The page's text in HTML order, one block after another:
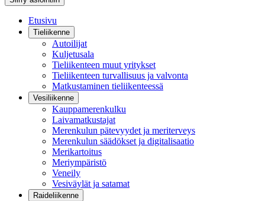
Etusivu
Tieliikenne
Autoilijat
Kuljetusala
Tieliikenteen muut yritykset
Tieliikenteen turvallisuus ja valvonta
Matkustaminen tieliikenteessä
Vesiliikenne
Kauppamerenkulku
Laivamatkustajat
Merenkulun pätevyydet ja meriterveys
Merenkulun säädökset ja digitalisaatio
Merikartoitus
Meriympäristö
Veneily
Vesiväylät ja satamat
Raideliikenne